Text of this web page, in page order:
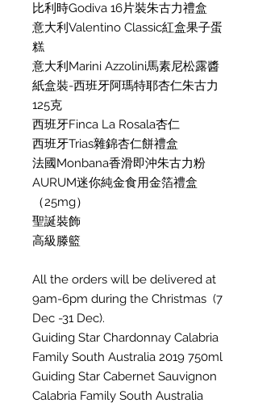
比利時Godiva 16片裝朱古力禮盒
意大利Valentino Classic紅盒果子蛋
糕
意大利Marini Azzolini馬素尼松露醬
紙盒裝-西班牙阿瑪特耶杏仁朱古力
125克
西班牙Finca La Rosala杏仁
西班牙Trias雜錦杏仁餅禮盒
法國Monbana香滑即沖朱古力粉
AURUM迷你純金食用金箔禮盒
（25mg）
聖誕裝飾
高級滕籃
All the orders will be delivered at
9am-6pm during the Christmas (7
Dec -31 Dec).
Guiding Star Chardonnay Calabria
Family South Australia 2019 750ml
Guiding Star Cabernet Sauvignon
Calabria Family South Australia